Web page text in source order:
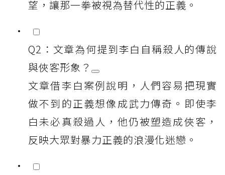
望，讓那一拳被視為替代性的正義。
Q2：文章為何提到李白自稱殺人的傳說
與俠客形象？
文章借李白案例說明，人們容易把現實
做不到的正義想像成武力傳奇。即使李
白未必真殺過人，他仍被塑造成俠客，
反映大眾對暴力正義的浪漫化迷戀。